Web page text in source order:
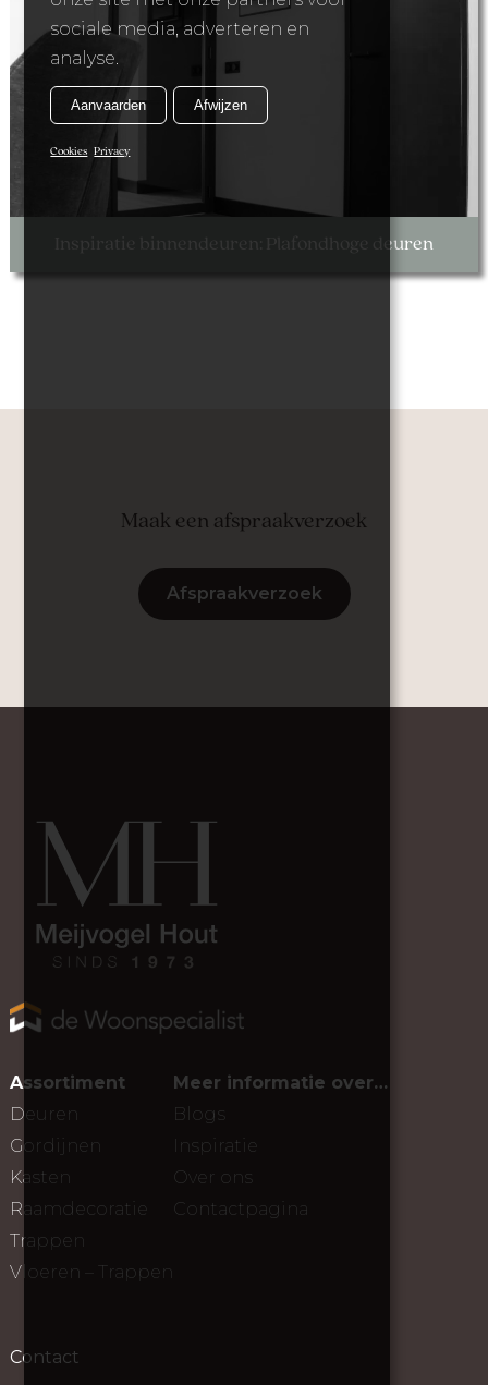
Inspiratie binnendeuren: Plafondhoge deuren
Maak een afspraakverzoek
Afspraakverzoek
Assortiment
Deuren
Gordijnen
Kasten
Raamdecoratie
Trappen
Vloeren – Trappen
Meer informatie over…
Blogs
Inspiratie
Over ons
Contactpagina
Contact
sociale media, adverteren en
analyse.
Aanvaarden Afwijzen
Cookies Privacy